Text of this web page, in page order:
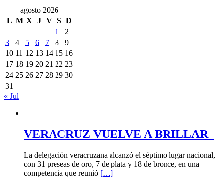
agosto 2026
L M X J V S D
1
2
3
4 5 6 7 8
9
10 11 12 13 14 15 16
17 18 19 20 21 22 23
24 25 26 27 28 29 30
31
« Jul
VERACRUZ VUELVE A BRILLAR
La delegación veracruzana alcanzó el séptimo lugar nacional,
con 31 preseas de oro, 7 de plata y 18 de bronce, en una
competencia que reunió […]